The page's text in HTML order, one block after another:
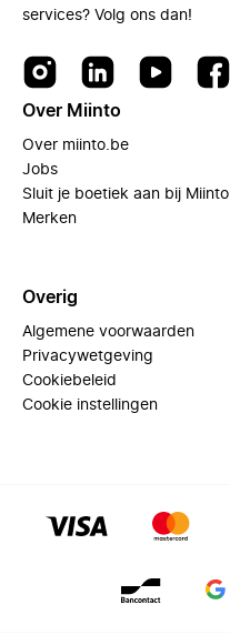
services? Volg ons dan!
Over Miinto
Over miinto.be
Jobs
Sluit je boetiek aan bij Miinto
Merken
Overig
Algemene voorwaarden
Privacywetgeving
Cookiebeleid
Cookie instellingen